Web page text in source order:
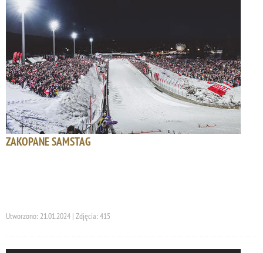
ZAKOPANE SAMSTAG
Utworzono: 21.01.2024 | Zdjęcia: 415